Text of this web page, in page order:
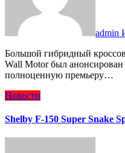
admin
Большой гибридный кроссовер Wey V9X от концерна Great
Wall Motor был анонсирован
полноценную премьеру…
Новости
Shelby F-150 Super Snake